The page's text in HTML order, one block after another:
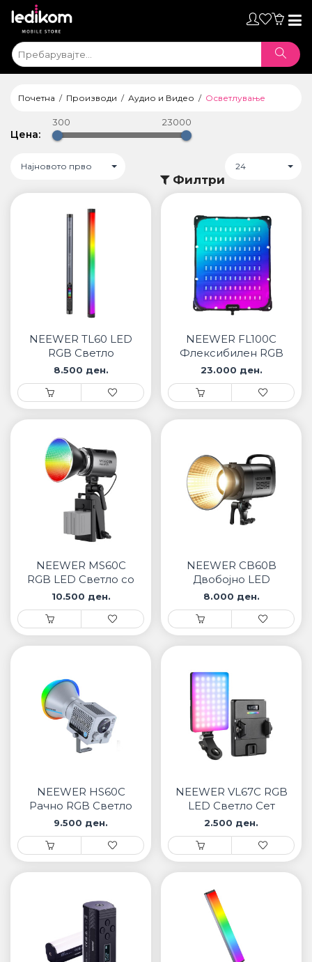
Почетна Производи Аудио и Видео Осветлување
Цена:
300 23000
Најновото прво 24
Филтри
NEEWER TL60 LED
RGB Светло
8.500 ден.
NEEWER FL100C
Флексибилен RGB
LED Панел за
осветлување
23.000 ден.
NEEWER MS60C
RGB LED Светло со
апликациска
контрола
10.500 ден.
NEEWER CB60B
Двобојно LED
светло 70W со
апликациска
8.000 ден.
NEEWER HS60C
Рачно RGB Светло
9.500 ден.
NEEWER VL67C RGB
LED Светло Сет
2.500 ден.
• Xiaomi
ПАМЕТНИ ЧАСОВНИЦИ
• Apple watch
• Galaxy watch
• Xiaomi
• Останато
PLAYSTATION
ПАМЕТНИ УРЕДИ ЗА БЕЗБЕДНОСТ
ПРОЕКТОРИ